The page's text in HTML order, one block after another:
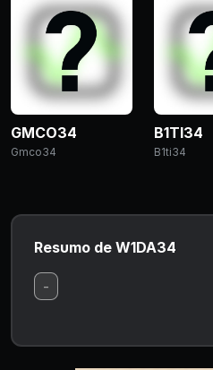
GMCO34
Gmco34
B1TI34
B1ti34
Resumo de W1DA34
-